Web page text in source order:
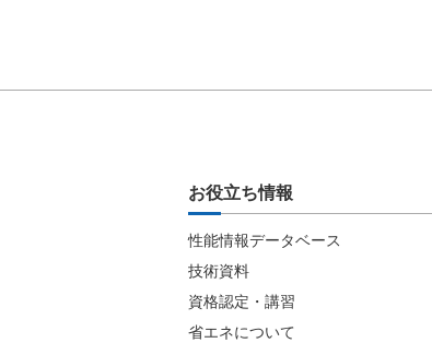
お役立ち情報
性能情報データベース
技術資料
資格認定・講習
省エネについて